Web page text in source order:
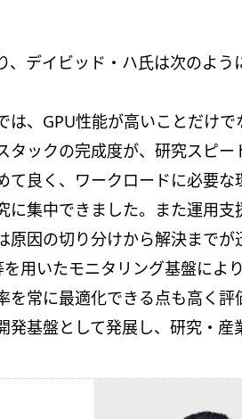
、デイビッド・ハ氏は次のよう
は、GPU性能が高いことだけ
タックの完成度が、研究スピ
て良く、ワークロードに必要
に集中できました。また運用
原因の切り分けから解決までが
用いたモニタリング基盤によ
を常に最適化できる点も高く
発基盤として発展し、研究・産